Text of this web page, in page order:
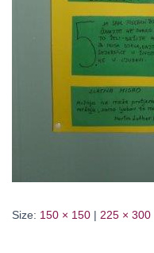
Size: 150 × 150 | 225 × 300